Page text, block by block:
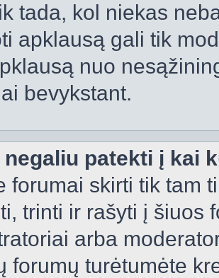
tada, kol niekas
apklausą gali tik
nuo
bevykstant.
negaliu patekti į kai
forumai skirti tik tam
trinti ir rašyti į šiuos
arba
forumų turėtumėte